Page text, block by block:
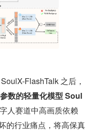
FlashTalk 之后，
数的轻量化模型 Soul
人赛道中高画质依赖
的行业痛点，将高保真